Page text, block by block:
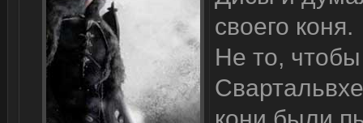
своего коня.
Не то,